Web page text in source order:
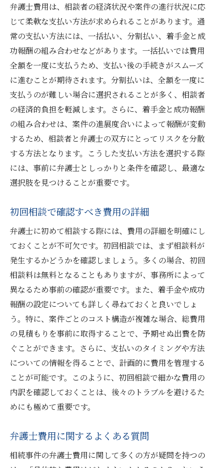
費用交渉で注意すべきポイント
費用の透明性を確認する方法
弁護士との契約時に重要な確認事項
報酬基準を理解して安心の選択を
追加費用や成功報酬に関する注意点
家族間トラブルを防ぐ信頼の弁護士選び阪急今
津線ガイド
家族間の円滑なコミュニケーションのため
に
弁護士選択で考慮すべき家族構成の事情
地域密着型の弁護士の利点
トラブルを防ぐための事前対策
弁護士を介した家族間調整の方法
阪急今津線での相続相談に役立つ弁護士費用の
見積もり方法
詳細な見積もりを取得するステップ
見積もり比較で費用を最適化する
弁護士費用の見積もりに影響する要因
見積もり依頼時に伝えるべき情報
見積もりの内容を理解しトラブルを防ぐ
オンライン見積もりの活用法
弁護士選びで失敗しないための阪急今津線沿線
での注意点
弁護士選びで避けるべき落とし穴
地元の法律事務所の信頼性を評価する方法
費用とサービス内容のバランスを考える
弁護士費用は、相談者の経済状況や案件の進行状況に応
じて柔軟な支払い方法が求められることがあります。通
常の支払い方法には、一括払い、分割払い、着手金と成
功報酬の組み合わせなどがあります。一括払いでは費用
全額を一度に支払うため、支払い後の手続きがスムーズ
に進むことが期待されます。分割払いは、全額を一度に
支払うのが難しい場合に選択されることが多く、相談者
の経済的負担を軽減します。さらに、着手金と成功報酬
の組み合わせは、案件の進展度合いによって報酬が変動
するため、相談者と弁護士の双方にとってリスクを分散
する方法となります。こうした支払い方法を選択する際
には、事前に弁護士としっかりと条件を確認し、最適な
選択肢を見つけることが重要です。
初回相談で確認すべき費用の詳細
弁護士に初めて相談する際には、費用の詳細を明確にし
ておくことが不可欠です。初回相談では、まず相談料が
発生するかどうかを確認しましょう。多くの場合、初回
相談料は無料となることもありますが、事務所によって
異なるため事前の確認が重要です。また、着手金や成功
報酬の設定についても詳しく尋ねておくと良いでしょ
う。特に、案件ごとのコスト構造が複雑な場合、総費用
の見積もりを事前に取得することで、予期せぬ出費を防
ぐことができます。さらに、支払いのタイミングや方法
についての情報を得ることで、計画的に費用を管理する
ことが可能です。このように、初回相談で細かな費用の
内訳を確認しておくことは、後々のトラブルを避けるた
めにも極めて重要です。
弁護士費用に関するよくある質問
相続事件の弁護士費用に関して多くの方が疑問を持つの